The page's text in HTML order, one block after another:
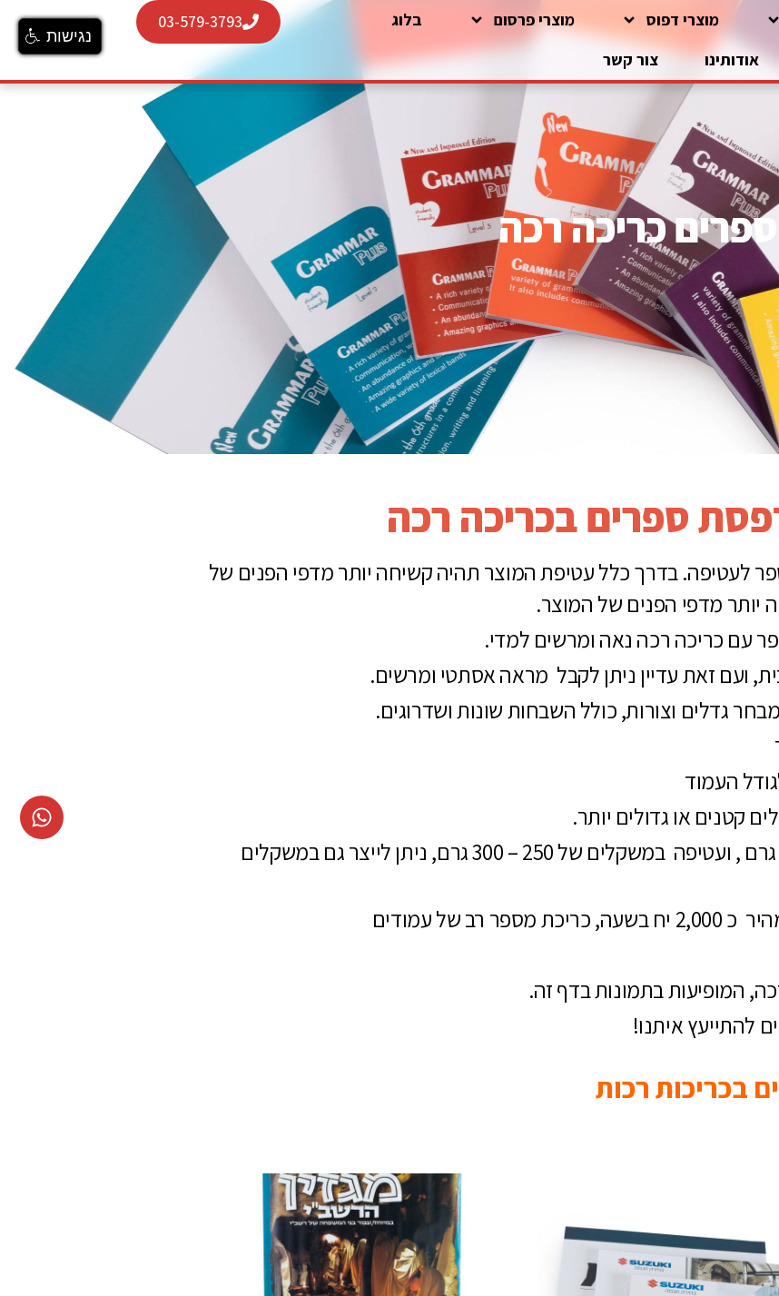
מוצרי דפוס מוצרי פרסום
בלוג
אודותינו
צור קשר
03-579-3793
כריכה רכה
ספרים בכריכה רכה
לעטיפה. בדרך כלל עטיפת המוצר תהיה קשיחה יותר מדפי הפנים של
יותר מדפי הפנים של המוצר.
עם כריכה רכה נאה ומרשים למדי.
ועם זאת עדיין ניתן לקבל מראה אסתטי ומרשים.
גדלים וצורות, כולל השבחות שונות ושדרוגים.
העמוד
חומר גלם :נייר, בד"כ נייר פנימי במשקלים של 80-170 גרם , ועטיפה במשקלים של 250 – 300 גרם, ניתן לייצר גם במשקלים
עמודים
המופיעות בתמונות בדף זה.
להתייעץ איתנו!
בכריכות רכות
נגישות